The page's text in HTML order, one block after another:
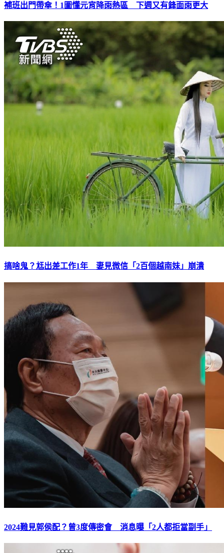
補班出門帶傘！1圖懂元宵降雨熱區 下週又有鋒面雨更大
搞啥鬼？尪出差工作1年 妻見微信「2百個越南妹」崩潰
2024難見郭侯配？曾3度傳密會 消息曝「2人都拒當副手」